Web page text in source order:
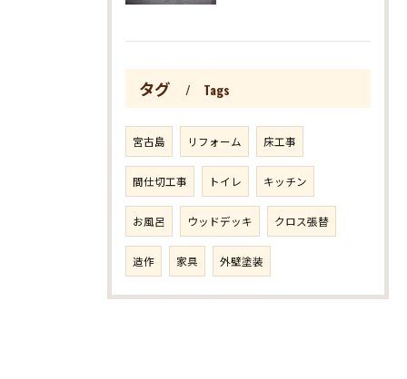
タグ Tags
宮古島 リフォーム 床工事
間仕切工事 トイレ キッチン
お風呂 ウッドデッキ クロス張替
造作 家具 外壁塗装